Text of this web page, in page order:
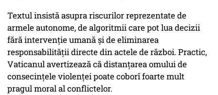
Textul insistă asupra riscurilor reprezentate de
armele autonome, de algoritmii care pot lua decizii
fără intervenție umană și de eliminarea
responsabilității directe din actele de război. Practic,
Vaticanul avertizează că distanțarea omului de
consecințele violenței poate coborî foarte mult
pragul moral al conflictelor.